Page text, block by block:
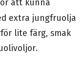
extra jungfruolja
lite färg, smak